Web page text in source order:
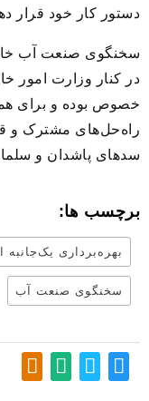
دستور کار خود قرار
سخنگوی صنعت آب
در کنار وزارت امور
خصوص بوده و برای
راه‌حل‌های مشترک و
سدهای پاشدان و
برچسب ها:
بهره‌برداری یک‌جانبه
سخنگوی صنعت آب